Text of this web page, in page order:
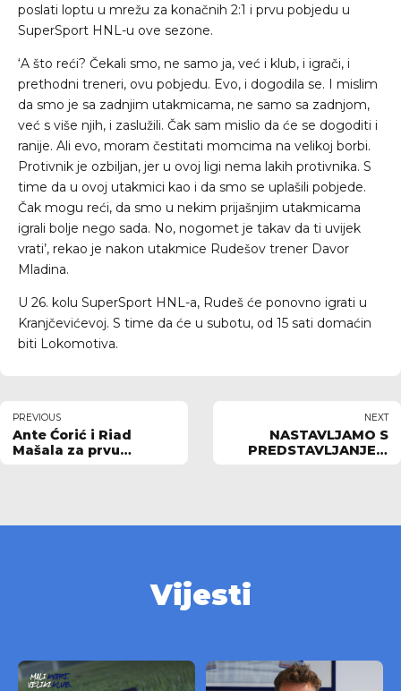
poslati loptu u mrežu za konačnih 2:1 i prvu pobjedu u
SuperSport HNL-u ove sezone.
‘A što reći? Čekali smo, ne samo ja, već i klub, i igrači, i
prethodni treneri, ovu pobjedu. Evo, i dogodila se. I mislim
da smo je sa zadnjim utakmicama, ne samo sa zadnjom,
već s više njih, i zaslužili. Čak sam mislio da će se dogoditi i
ranije. Ali evo, moram čestitati momcima na velikoj borbi.
Protivnik je ozbiljan, jer u ovoj ligi nema lakih protivnika. S
time da u ovoj utakmici kao i da smo se uplašili pobjede.
Čak mogu reći, da smo u nekim prijašnjim utakmicama
igrali bolje nego sada. No, nogomet je takav da ti uvijek
vrati’, rekao je nakon utakmice Rudešov trener Davor
Mladina.
U 26. kolu SuperSport HNL-a, Rudeš će ponovno igrati u
Kranjčevićevoj. S time da će u subotu, od 15 sati domaćin
biti Lokomotiva.
PREVIOUS
Ante Ćorić i Riad
Mašala za prvu
NEXT
NASTAVLJAMO S
PREDSTAVLJANJEM
Vijesti